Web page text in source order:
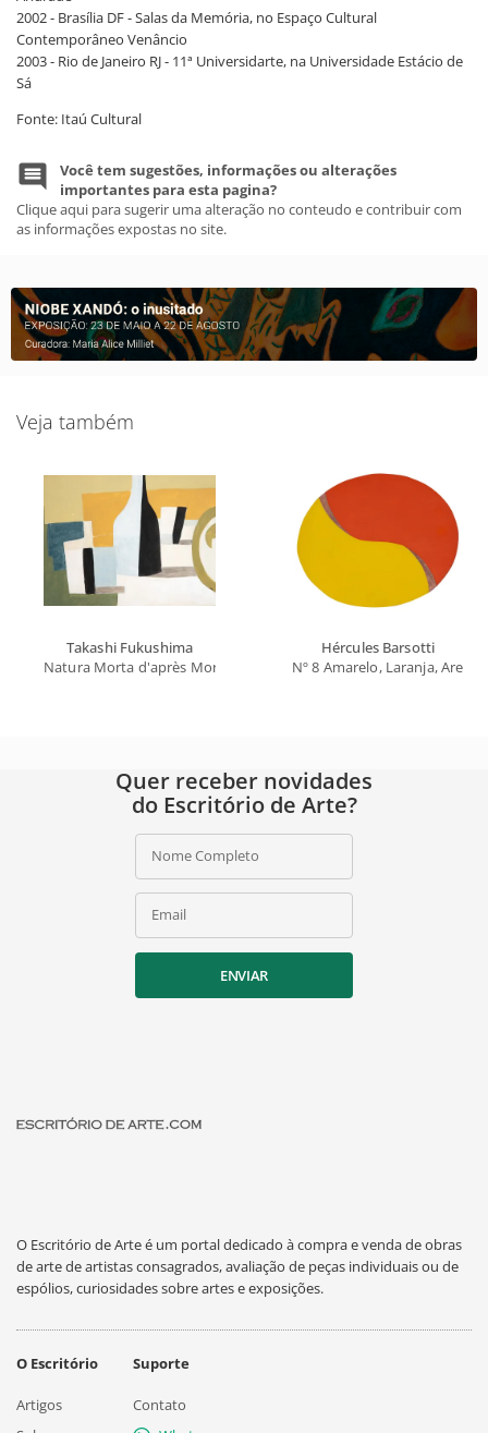
2002 - Brasília DF - Salas da Memória, no Espaço Cultural
Contemporâneo Venâncio
2003 - Rio de Janeiro RJ - 11ª Universidarte, na Universidade Estácio de
Sá
Fonte: Itaú Cultural
Você tem sugestões, informações ou alterações
importantes para esta pagina?
Clique aqui para sugerir uma alteração no conteudo e contribuir com
as informações expostas no site.
Veja também
Takashi Fukushima
Natura Morta d'après Morandi
Hércules Barsotti
Nº 8 Amarelo, Laranja, Areia
Quer receber novidades
do Escritório de Arte?
Nome Completo
Email
ENVIAR
O Escritório de Arte é um portal dedicado à compra e venda de obras
de arte de artistas consagrados, avaliação de peças individuais ou de
espólios, curiosidades sobre artes e exposições.
O Escritório
Artigos
Suporte
Contato